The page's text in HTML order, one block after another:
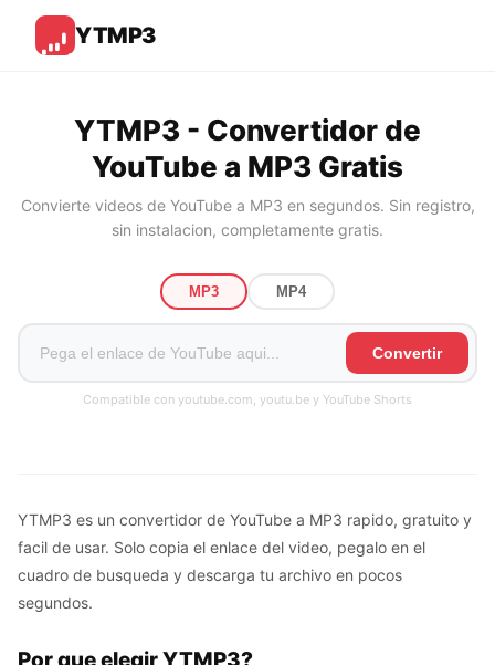
YTMP3
YTMP3 - Convertidor de
YouTube a MP3 Gratis
Convierte videos de YouTube a MP3 en segundos. Sin registro,
sin instalacion, completamente gratis.
MP3 MP4
Convertir
Compatible con youtube.com, youtu.be y YouTube Shorts
YTMP3 es un convertidor de YouTube a MP3 rapido, gratuito y
facil de usar. Solo copia el enlace del video, pegalo en el
cuadro de busqueda y descarga tu archivo en pocos
segundos.